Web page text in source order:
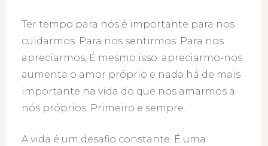
Ter tempo para nós é importante para nos
cuidarmos. Para nos sentirmos. Para nos
apreciarmos, É mesmo isso: apreciarmo-nos
aumenta o amor próprio e nada há de mais
importante na vida do que nos amarmos a
nós próprios. Primeiro e sempre.
A vida é um desafio constante. É uma